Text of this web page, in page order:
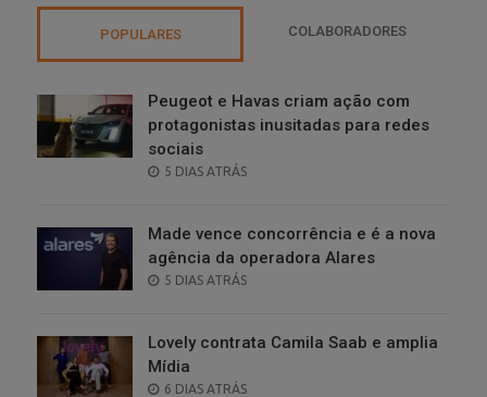
POPULARES COLABORADORES
Peugeot e Havas criam ação com
protagonistas inusitadas para redes
sociais
POSTED
5 DIAS ATRÁS
Made vence concorrência e é a nova
agência da operadora Alares
POSTED
5 DIAS ATRÁS
Lovely contrata Camila Saab e amplia
Mídia
POSTED
6 DIAS ATRÁS